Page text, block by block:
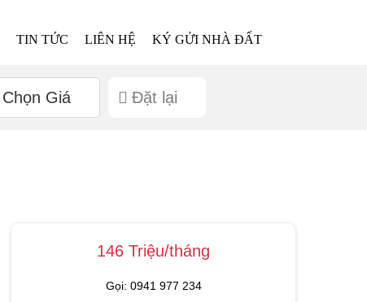
TIN TỨC LIÊN HỆ
KÝ GỬI NHÀ ĐẤT
Chọn Giá Đặt lại
146 Triệu/tháng
Gọi: 0941 977 234